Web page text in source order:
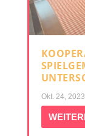
Okt. 24, 2023